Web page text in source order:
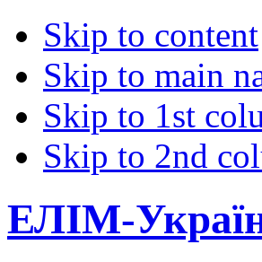
Skip to content
Skip to main
Skip to 1st
Skip to 2nd
ЕЛІМ-